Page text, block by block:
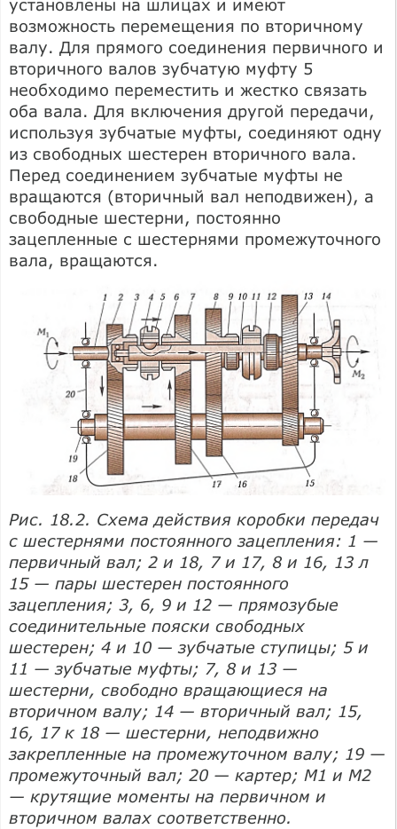
установлены на шлицах и имеют
возможность перемещения по вторичному
валу. Для прямого соединения первичного и
вторичного валов зубчатую муфту 5
необходимо переместить и жестко связать
оба вала. Для включения другой передачи,
используя зубчатые муфты, соединяют одну
из свободных шестерен вторичного вала.
Перед соединением зубчатые муфты не
вращаются (вторичный вал неподвижен), а
свободные шестерни, постоянно
зацепленные с шестернями промежуточного
вала, вращаются.
Рис. 18.2. Схема действия коробки передач
с шестернями постоянного зацепления: 1 —
первичный вал; 2 и 18, 7 и 17, 8 и 16, 13 л
15 — пары шестерен постоянного
зацепления; 3, 6, 9 и 12 — прямозубые
соединительные пояски свободных
шестерен; 4 и 10 — зубчатые ступицы; 5 и
11 — зубчатые муфты; 7, 8 и 13 —
шестерни, свободно вращающиеся на
вторичном валу; 14 — вторичный вал; 15,
16, 17 к 18 — шестерни, неподвижно
закрепленные на промежуточном валу; 19 —
промежуточный вал; 20 — картер; M1 и М2
— крутящие моменты на первичном и
вторичном валах соответственно.